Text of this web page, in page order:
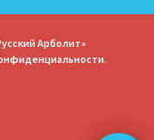
Арболит»
.